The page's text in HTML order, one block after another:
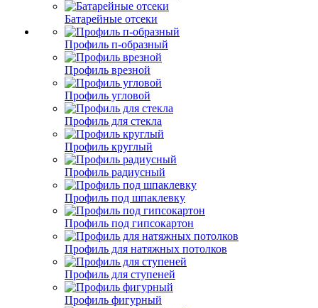
Батарейные отсеки
Профиль п-образный
Профиль врезной
Профиль угловой
Профиль для стекла
Профиль круглый
Профиль радиусный
Профиль под шпаклевку
Профиль под гипсокартон
Профиль для натяжных потолков
Профиль для ступеней
Профиль фигурный